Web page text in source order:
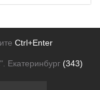
Ctrl+Enter
Екатеринбург (343)